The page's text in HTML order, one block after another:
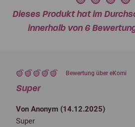
Dieses Produkt hat im
innerhalb von 6
Bewertung über eKomi
Super
Von Anonym (14.12.2025)
Super